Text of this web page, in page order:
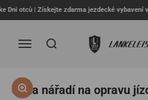
Přejít na obsah
otců | Získejte zdarma jezdecké vybavení v
NabídkaHledat
lankeleisi-bikes
Přiblížit
Sada nářadí na opravu